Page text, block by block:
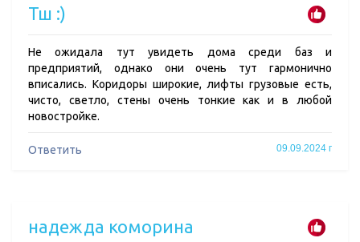
Тш :)
Не ожидала тут увидеть дома среди баз и
предприятий, однако они очень тут гармонично
вписались. Коридоры широкие, лифты грузовые есть,
чисто, светло, стены очень тонкие как и в любой
новостройке.
Ответить 09.09.2024 г
надежда коморина